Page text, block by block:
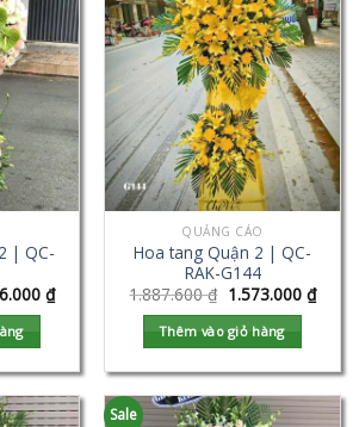
| QC-
₫
QUẢNG CÁO
Hoa tang Quận 2 | QC-
RAK-G144
1.887.600₫ 1.573.000 ₫
Thêm vào giỏ hàng
Sale